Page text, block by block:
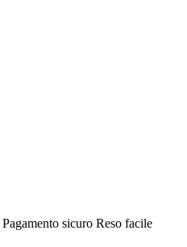
Pagamento sicuro Reso facile